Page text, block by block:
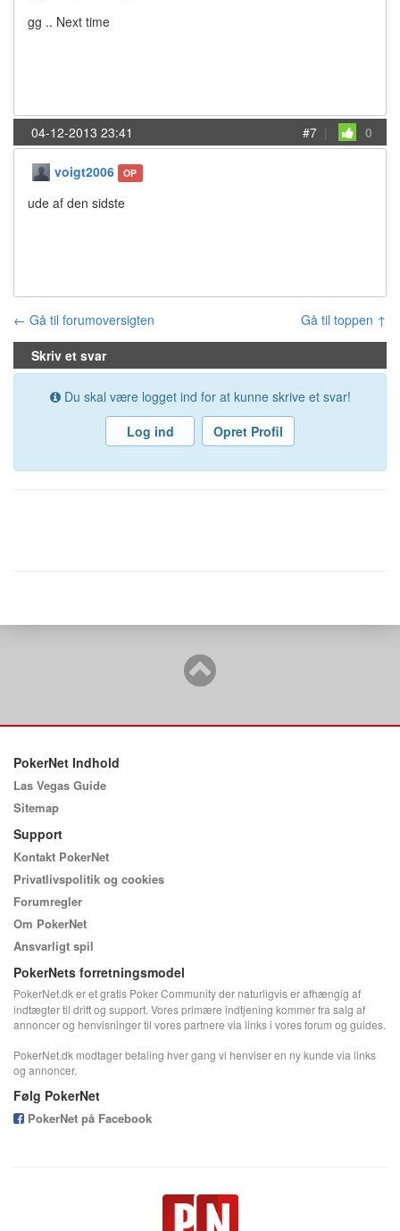
gg .. Next time
04-12-2013 23:41 #7 | 0
voigt2006 OP
ude af den sidste
← Gå til forumoversigten
Gå til toppen ↑
Skriv et svar
Du skal være logget ind for at kunne skrive et svar!
Log ind
Opret Profil
PokerNet Indhold
Las Vegas Guide
Sitemap
Support
Kontakt PokerNet
Privatlivspolitik og cookies
Forumregler
Om PokerNet
Ansvarligt spil
PokerNets forretningsmodel
PokerNet.dk er et gratis Poker Community der naturligvis er afhængig af
indtægter til drift og support. Vores primære indtjening kommer fra salg af
annoncer og henvisninger til vores partnere via links i vores forum og guides.
PokerNet.dk modtager betaling hver gang vi henviser en ny kunde via links
og annoncer.
Følg PokerNet
PokerNet på Facebook